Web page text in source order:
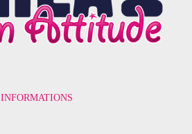
INFORMATIONS